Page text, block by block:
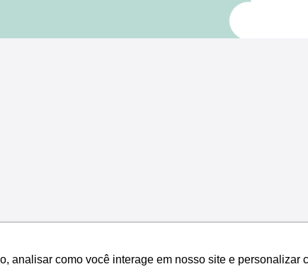
como você interage em nosso site e personalizar
como você interage em nosso site e personalizar